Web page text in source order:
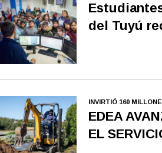
del Tuyú
INVIRTIÓ 160
EDEA
EL